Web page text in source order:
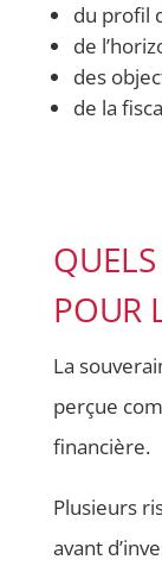
du profil
de
des
de la
POUR
La
perçue
financière.
Plusieurs
avant